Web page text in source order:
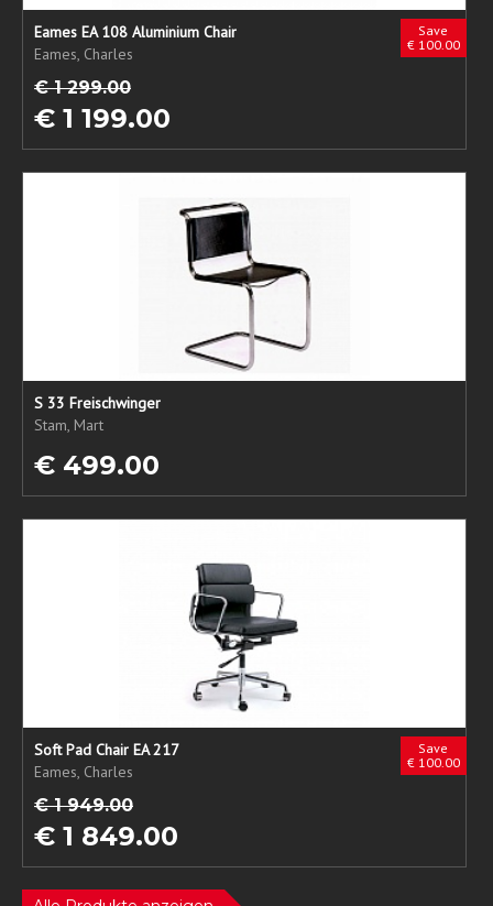
Save
€ 100.00
Eames EA 108 Aluminium Chair
Eames, Charles
€ 1 299.00
€ 1 199.00
S 33 Freischwinger
Stam, Mart
€ 499.00
Save
€ 100.00
Soft Pad Chair EA 217
Eames, Charles
€ 1 949.00
€ 1 849.00